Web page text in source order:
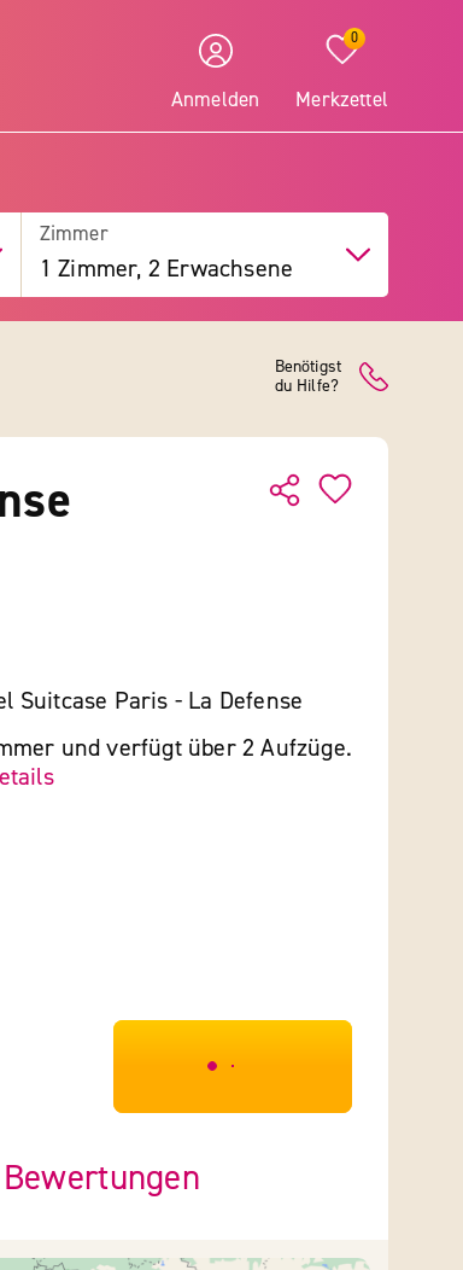
Anmelden
0
Merkzettel
Zimmer
1 Zimmer, 2 Erwachsene
Benötigst
du Hilfe?
Suitcase Paris - La Defense
und verfügt über 2 Aufzüge.
***************
Bewertungen